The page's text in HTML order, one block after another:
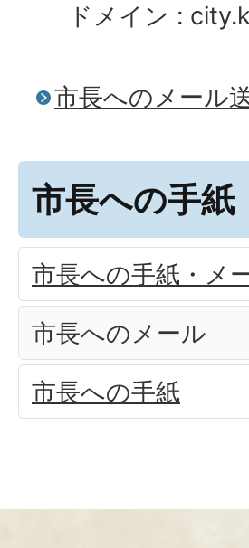
ドメイン :
市長へのメール
市長への手紙
市長への手紙・メ
市長へのメール
市長への手紙